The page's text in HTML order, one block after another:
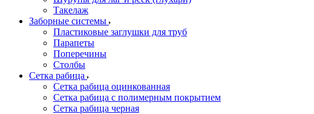
Такелаж
Заборные системы
Пластиковые заглушки для труб
Парапеты
Поперечины
Столбы
Сетка рабица
Сетка рабица оцинкованная
Сетка рабица с полимерным покрытием
Сетка рабица черная